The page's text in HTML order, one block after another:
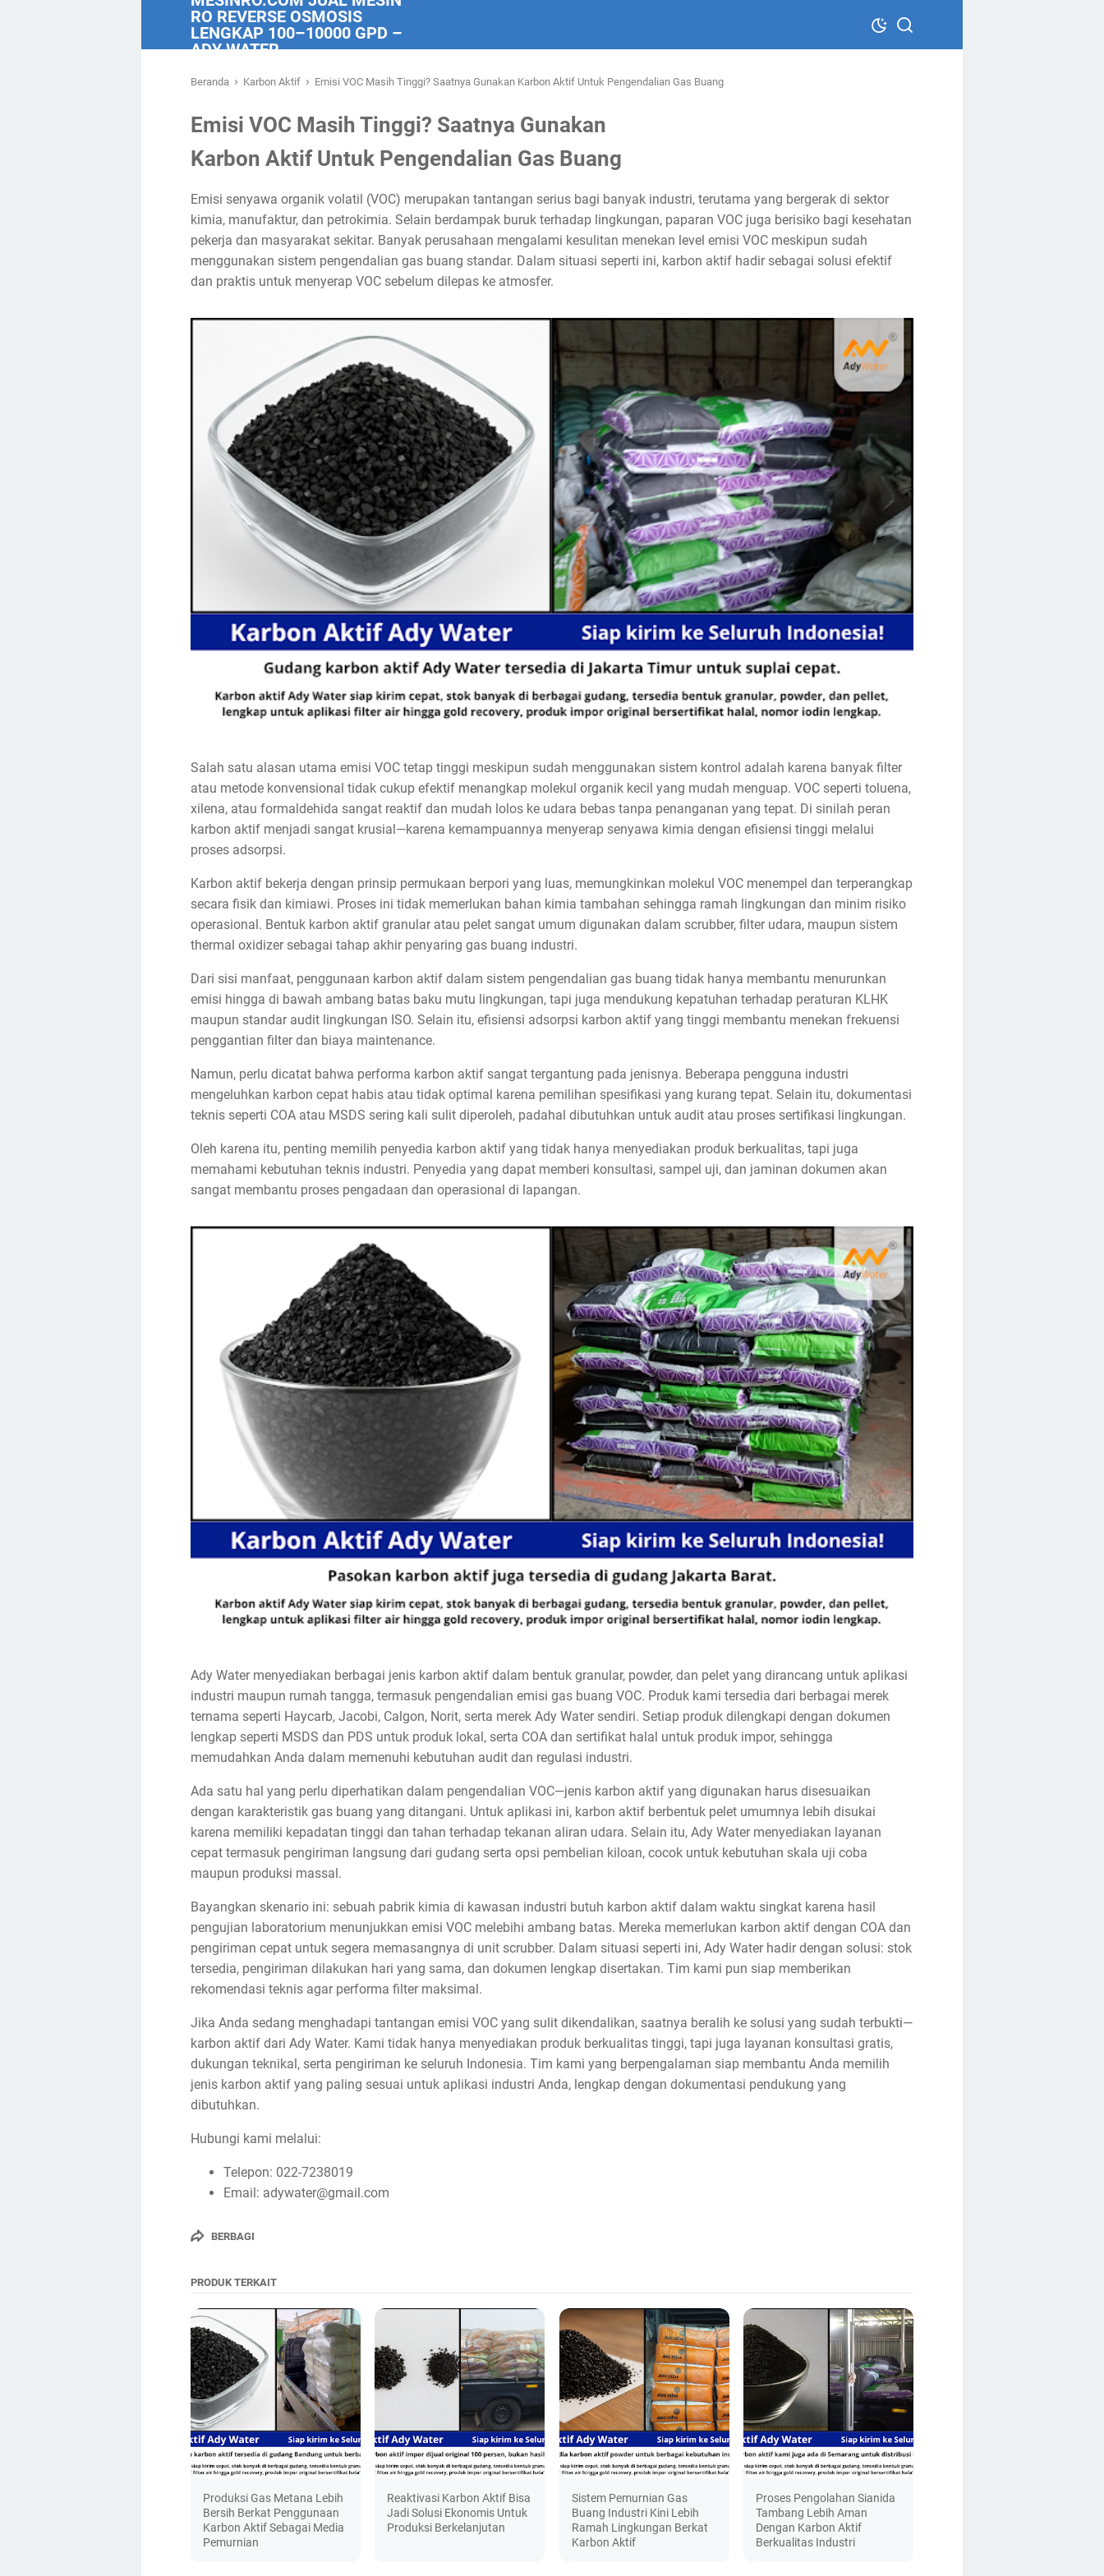
RO REVERSE OSMOSIS
LENGKAP 100–10000 GPD –
ADY WATER
Beranda › Karbon Aktif › Emisi VOC Masih Tinggi? Saatnya Gunakan Karbon Aktif Untuk Pengendalian Gas Buang
Emisi VOC Masih Tinggi? Saatnya Gunakan
Karbon Aktif Untuk Pengendalian Gas Buang
Emisi senyawa organik volatil (VOC) merupakan tantangan serius bagi banyak industri, terutama yang bergerak di sektor
kimia, manufaktur, dan petrokimia. Selain berdampak buruk terhadap lingkungan, paparan VOC juga berisiko bagi kesehatan
pekerja dan masyarakat sekitar. Banyak perusahaan mengalami kesulitan menekan level emisi VOC meskipun sudah
menggunakan sistem pengendalian gas buang standar. Dalam situasi seperti ini, karbon aktif hadir sebagai solusi efektif
dan praktis untuk menyerap VOC sebelum dilepas ke atmosfer.
Salah satu alasan utama emisi VOC tetap tinggi meskipun sudah menggunakan sistem kontrol adalah karena banyak filter
atau metode konvensional tidak cukup efektif menangkap molekul organik kecil yang mudah menguap. VOC seperti toluena,
xilena, atau formaldehida sangat reaktif dan mudah lolos ke udara bebas tanpa penanganan yang tepat. Di sinilah peran
karbon aktif menjadi sangat krusial—karena kemampuannya menyerap senyawa kimia dengan efisiensi tinggi melalui
proses adsorpsi.
Karbon aktif bekerja dengan prinsip permukaan berpori yang luas, memungkinkan molekul VOC menempel dan terperangkap
secara fisik dan kimiawi. Proses ini tidak memerlukan bahan kimia tambahan sehingga ramah lingkungan dan minim risiko
operasional. Bentuk karbon aktif granular atau pelet sangat umum digunakan dalam scrubber, filter udara, maupun sistem
thermal oxidizer sebagai tahap akhir penyaring gas buang industri.
Dari sisi manfaat, penggunaan karbon aktif dalam sistem pengendalian gas buang tidak hanya membantu menurunkan
emisi hingga di bawah ambang batas baku mutu lingkungan, tapi juga mendukung kepatuhan terhadap peraturan KLHK
maupun standar audit lingkungan ISO. Selain itu, efisiensi adsorpsi karbon aktif yang tinggi membantu menekan frekuensi
penggantian filter dan biaya maintenance.
Namun, perlu dicatat bahwa performa karbon aktif sangat tergantung pada jenisnya. Beberapa pengguna industri
mengeluhkan karbon cepat habis atau tidak optimal karena pemilihan spesifikasi yang kurang tepat. Selain itu, dokumentasi
teknis seperti COA atau MSDS sering kali sulit diperoleh, padahal dibutuhkan untuk audit atau proses sertifikasi lingkungan.
Oleh karena itu, penting memilih penyedia karbon aktif yang tidak hanya menyediakan produk berkualitas, tapi juga
memahami kebutuhan teknis industri. Penyedia yang dapat memberi konsultasi, sampel uji, dan jaminan dokumen akan
sangat membantu proses pengadaan dan operasional di lapangan.
Ady Water menyediakan berbagai jenis karbon aktif dalam bentuk granular, powder, dan pelet yang dirancang untuk aplikasi
industri maupun rumah tangga, termasuk pengendalian emisi gas buang VOC. Produk kami tersedia dari berbagai merek
ternama seperti Haycarb, Jacobi, Calgon, Norit, serta merek Ady Water sendiri. Setiap produk dilengkapi dengan dokumen
lengkap seperti MSDS dan PDS untuk produk lokal, serta COA dan sertifikat halal untuk produk impor, sehingga
memudahkan Anda dalam memenuhi kebutuhan audit dan regulasi industri.
Ada satu hal yang perlu diperhatikan dalam pengendalian VOC—jenis karbon aktif yang digunakan harus disesuaikan
dengan karakteristik gas buang yang ditangani. Untuk aplikasi ini, karbon aktif berbentuk pelet umumnya lebih disukai
karena memiliki kepadatan tinggi dan tahan terhadap tekanan aliran udara. Selain itu, Ady Water menyediakan layanan
cepat termasuk pengiriman langsung dari gudang serta opsi pembelian kiloan, cocok untuk kebutuhan skala uji coba
maupun produksi massal.
Bayangkan skenario ini: sebuah pabrik kimia di kawasan industri butuh karbon aktif dalam waktu singkat karena hasil
pengujian laboratorium menunjukkan emisi VOC melebihi ambang batas. Mereka memerlukan karbon aktif dengan COA dan
pengiriman cepat untuk segera memasangnya di unit scrubber. Dalam situasi seperti ini, Ady Water hadir dengan solusi: stok
tersedia, pengiriman dilakukan hari yang sama, dan dokumen lengkap disertakan. Tim kami pun siap memberikan
rekomendasi teknis agar performa filter maksimal.
Jika Anda sedang menghadapi tantangan emisi VOC yang sulit dikendalikan, saatnya beralih ke solusi yang sudah terbukti—
karbon aktif dari Ady Water. Kami tidak hanya menyediakan produk berkualitas tinggi, tapi juga layanan konsultasi gratis,
dukungan teknikal, serta pengiriman ke seluruh Indonesia. Tim kami yang berpengalaman siap membantu Anda memilih
jenis karbon aktif yang paling sesuai untuk aplikasi industri Anda, lengkap dengan dokumentasi pendukung yang
dibutuhkan.
Hubungi kami melalui:
Telepon: 022-7238019
Email: adywater@gmail.com
BERBAGI
PRODUK TERKAIT
Produksi Gas Metana Lebih
Bersih Berkat Penggunaan
Karbon Aktif Sebagai Media
Pemurnian
Reaktivasi Karbon Aktif Bisa
Jadi Solusi Ekonomis Untuk
Produksi Berkelanjutan
Sistem Pemurnian Gas
Buang Industri Kini Lebih
Ramah Lingkungan Berkat
Karbon Aktif
Proses Pengolahan Sianida
Tambang Lebih Aman
Dengan Karbon Aktif
Berkualitas Industri